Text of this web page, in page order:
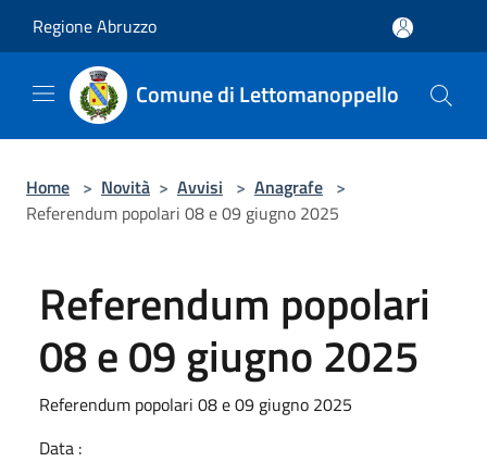
Regione Abruzzo
Comune di Lettomanoppello
Home > Novità > Avvisi > Anagrafe >
Referendum popolari 08 e 09 giugno 2025
Referendum popolari
08 e 09 giugno 2025
Referendum popolari 08 e 09 giugno 2025
Data :